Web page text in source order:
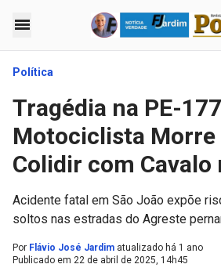
menu
Política
Tragédia na PE-
Motociclista Morre
Colidir com Cavalo
Acidente fatal em São João expõe
soltos nas estradas do Agreste
Por Flávio José Jardim atualizado há 1 ano
Publicado em 22 de abril de 2025, 14h45